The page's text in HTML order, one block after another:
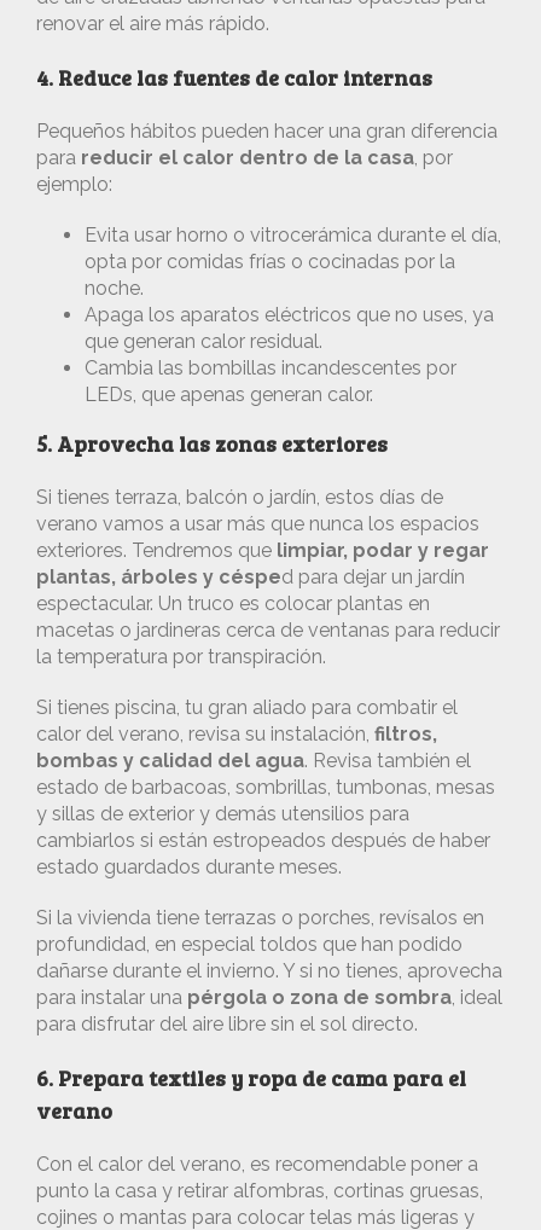
renovar el aire más rápido.
4. Reduce las fuentes de calor internas
Pequeños hábitos pueden hacer una gran diferencia
para reducir el calor dentro de la casa, por
ejemplo:
Evita usar horno o vitrocerámica durante el día,
opta por comidas frías o cocinadas por la
noche.
Apaga los aparatos eléctricos que no uses, ya
que generan calor residual.
Cambia las bombillas incandescentes por
LEDs, que apenas generan calor.
5. Aprovecha las zonas exteriores
Si tienes terraza, balcón o jardín, estos días de
verano vamos a usar más que nunca los espacios
exteriores. Tendremos que limpiar, podar y regar
plantas, árboles y césped para dejar un jardín
espectacular. Un truco es colocar plantas en
macetas o jardineras cerca de ventanas para reducir
la temperatura por transpiración.
Si tienes piscina, tu gran aliado para combatir el
calor del verano, revisa su instalación, filtros,
bombas y calidad del agua. Revisa también el
estado de barbacoas, sombrillas, tumbonas, mesas
y sillas de exterior y demás utensilios para
cambiarlos si están estropeados después de haber
estado guardados durante meses.
Si la vivienda tiene terrazas o porches, revísalos en
profundidad, en especial toldos que han podido
dañarse durante el invierno. Y si no tienes, aprovecha
para instalar una pérgola o zona de sombra, ideal
para disfrutar del aire libre sin el sol directo.
6. Prepara textiles y ropa de cama para el
verano
Con el calor del verano, es recomendable poner a
punto la casa y retirar alfombras, cortinas gruesas,
cojines o mantas para colocar telas más ligeras y